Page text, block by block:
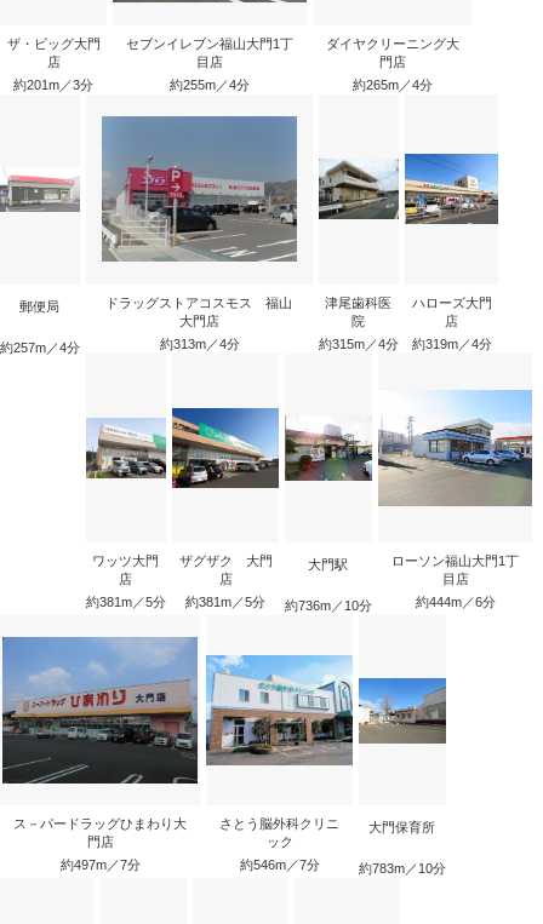
ザ・ビッグ大門
店
約201m／3分
セブンイレブン福山大門1丁
目店
約255m／4分
ダイヤクリーニング大
門店
約265m／4分
郵便局
約257m／4分
ドラッグストアコスモス 福山
大門店
約313m／4分
津尾歯科医
院
約315m／4分
ハローズ大門
店
約319m／4分
ワッツ大門
店
約381m／5分
ザグザク 大門
店
約381m／5分
大門駅
約736m／10分
ローソン福山大門1丁
目店
約444m／6分
ス－パードラッグひまわり大
門店
約497m／7分
さとう脳外科クリニ
ック
約546m／7分
大門保育所
約783m／10分